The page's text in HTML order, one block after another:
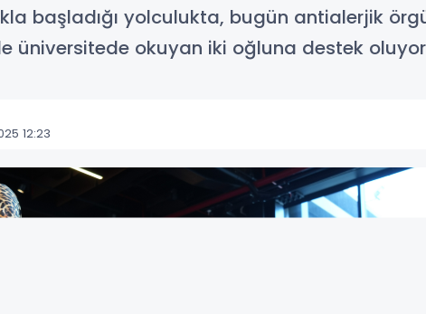
başladığı yolculukta, bugün antialerjik
üniversitede okuyan iki oğluna destek
12:23